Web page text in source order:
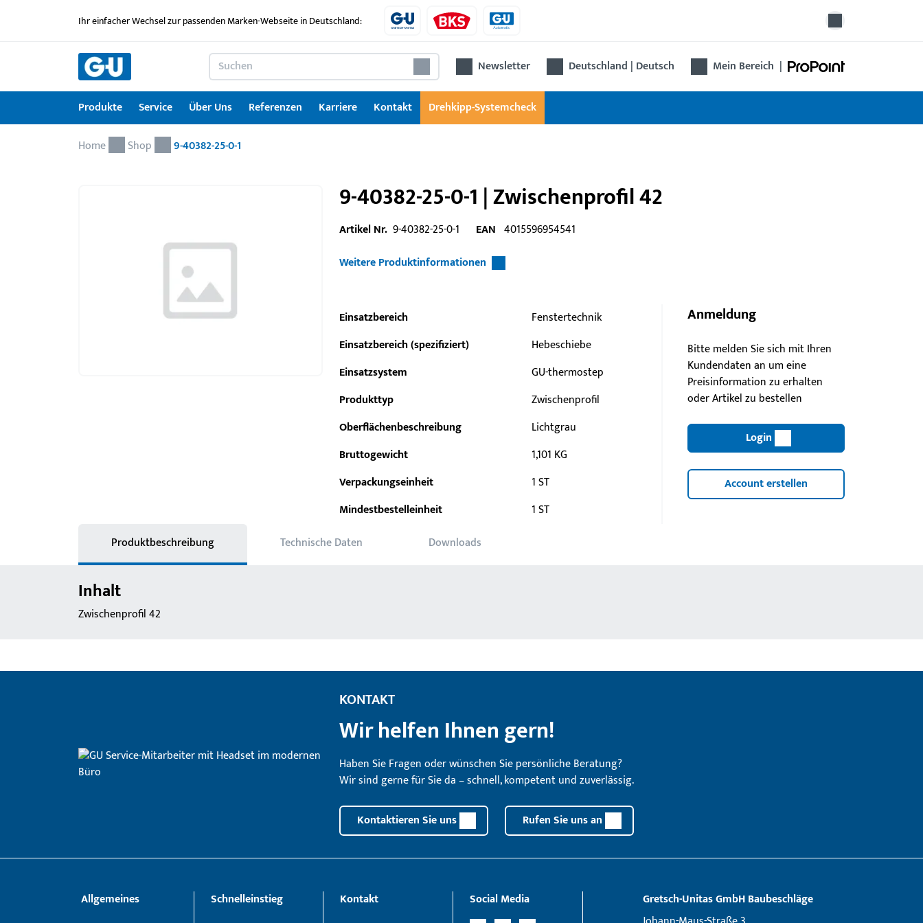
Ihr einfacher Wechsel zur passenden Marken-Webseite in Deutschland:
Newsletter Deutschland | Deutsch Mein Bereich |
Produkte
Produkte
Service
Service
Über Uns
Über Uns
Referenzen
Referenzen
Karriere
Karriere
Kontakt
Kontakt
Drehkipp-Systemcheck
Drehkipp-Systemcheck
Home Shop 9-40382-25-0-1
9-40382-25-0-1 | Zwischenprofil 42
Artikel Nr. 9-40382-25-0-1 EAN 4015596954541
Weitere Produktinformationen
Einsatzbereich
Fenstertechnik
Einsatzbereich (spezifiziert)
Hebeschiebe
Einsatzsystem
GU-thermostep
Produkttyp
Zwischenprofil
Oberflächenbeschreibung
Lichtgrau
Bruttogewicht
1,101 KG
Verpackungseinheit
1 ST
Mindestbestelleinheit
1 ST
Anmeldung
Bitte melden Sie sich mit Ihren
Kundendaten an um eine
Preisinformation zu erhalten
oder Artikel zu bestellen
Login
Account erstellen
Produktbeschreibung Technische Daten Downloads
Inhalt
Zwischenprofil 42
KONTAKT
Wir helfen Ihnen gern!
Haben Sie Fragen oder wünschen Sie persönliche Beratung?
Wir sind gerne für Sie da – schnell, kompetent und zuverlässig.
Kontaktieren Sie uns Rufen Sie uns an
Allgemeines
Schnelleinstieg
Kontakt
Social Media
Gretsch­-Unitas GmbH Baubeschläge